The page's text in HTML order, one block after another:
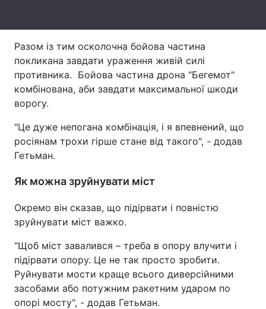
Разом із тим осколочна бойова частина
покликана завдати ураження живій силі
противника. Бойова частина дрона "Бегемот"
комбінована, аби завдати максимальної шкоди
ворогу.
"Це дуже непогана комбінація, і я впевнений, що
росіянам трохи гірше стане від такого", - додав
Гетьман.
Як можна зруйнувати міст
Окремо він сказав, що підірвати і повністю
зруйнувати міст важко.
"Щоб міст завалився – треба в опору влучити і
підірвати опору. Це не так просто зробити.
Руйнувати мости краще всього диверсійними
засобами або потужним ракетним ударом по
опорі мосту", - додав Гетьман.